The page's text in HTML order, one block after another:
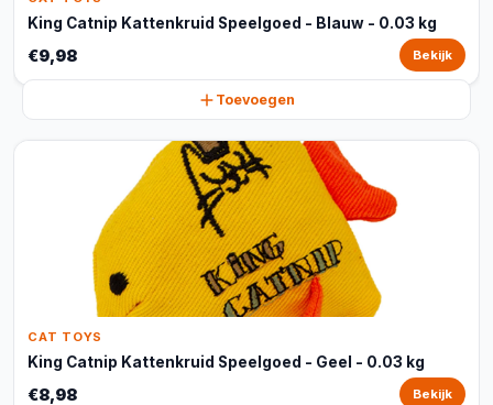
King Catnip Kattenkruid Speelgoed - Blauw - 0.03 kg
€9,98 Bekijk
Toevoegen
CAT TOYS
King Catnip Kattenkruid Speelgoed - Geel - 0.03 kg
€8,98 Bekijk